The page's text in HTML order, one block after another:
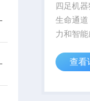
四足机
生命通
力和智
制，为
辟生命通
查看